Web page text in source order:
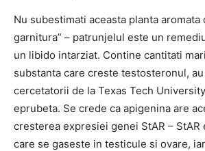
Nu subestimati aceasta planta aromata
garnitura” – patrunjelul este un
un libido intarziat. Contine cantitati
substanta care creste testosteronul,
cercetatorii de la Texas Tech
eprubeta. Se crede ca apigenina are
cresterea expresiei genei StAR –
care se gaseste in testicule si ovare,